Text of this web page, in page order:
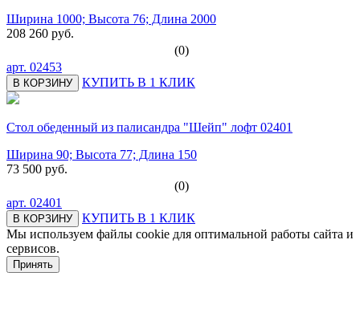
Ширина 1000; Высота 76; Длина 2000
208 260 руб.
(0)
арт. 02453
В КОРЗИНУ КУПИТЬ В 1 КЛИК
Стол обеденный из палисандра "Шейп" лофт 02401
Ширина 90; Высота 77; Длина 150
73 500 руб.
(0)
арт. 02401
В КОРЗИНУ
КУПИТЬ В 1 КЛИК
Мы используем файлы cookie для оптимальной работы сайта и
сервисов.
Принять